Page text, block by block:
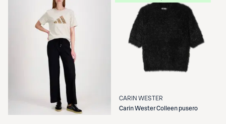
CARIN WESTER
Carin WesterColleen pusero